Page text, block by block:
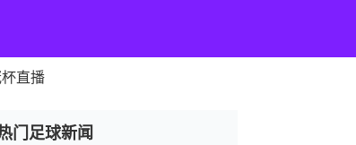
直播
门足球新闻